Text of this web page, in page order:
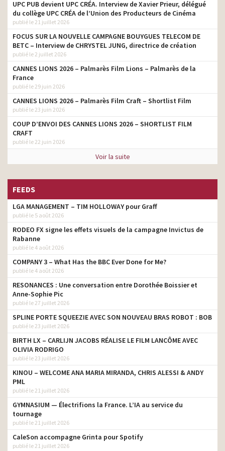
Panties
Kellogg’s – Nutri Grain
UPC PUB devient UPC CRÉA. Interview de Xavier Prieur, délégué
du collège UPC CRÉA de l’Union des Producteurs de Cinéma
publié le 21 juillet 2026
FOCUS SUR LA NOUVELLE CAMPAGNE BOUYGUES TELECOM DE
BETC – Interview de CHRYSTEL JUNG, directrice de création
publié le 2 juillet 2026
CANNES LIONS 2026 – Palmarès Film Lions – Palmarès de la
France
publié le 29 juin 2026
CANNES LIONS 2026 – Palmarès Film Craft – Shortlist Film
publié le 23 juin 2026
COUP D’ENVOI DES CANNES LIONS 2026 – SHORTLIST FILM
CRAFT
publié le 22 juin 2026
Voir la suite
FEEDS
LGA MANAGEMENT – TIM HOLLOWAY pour Graff
publié le 5 août 2026
RODEO FX signe les effets visuels de la campagne Invictus de
Rabanne
publié le 4 août 2026
COMPANY 3 – What Has the BBC Ever Done for Me?
publié le 4 août 2026
RESONANCES : Une conversation entre Dorothée Boissier et
Anne-Sophie Pic
publié le 27 juillet 2026
SPLINE PORTE SQUEEZIE AVEC SON NOUVEAU BRAS ROBOT : BOB
publié le 23 juillet 2026
BIRTH LX – CARLIJN JACOBS RÉALISE LE FILM LANCÔME AVEC
OLIVIA RODRIGO
publié le 23 juillet 2026
KINOU – WELCOME ANA MARIA MIRANDA, CHRIS ALESSI & ANDY
PML
publié le 21 juillet 2026
GYMNASIUM — Électrifions la France. L’IA au service du
tournage
publié le 21 juillet 2026
CaleSon accompagne Grinta pour Spotify
publié le 21 juillet 2026